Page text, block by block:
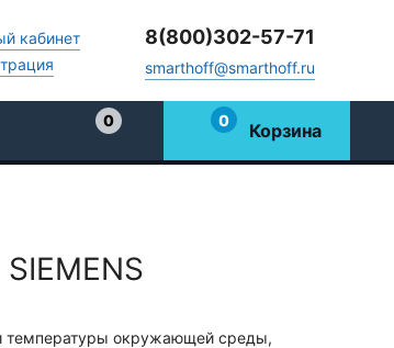
кабинет
8(800)302-57-71
smarthoff@smarthoff.ru
0
0 Корзина
температуры окружающей среды,